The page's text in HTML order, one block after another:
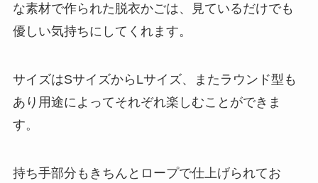
な素材で作られた脱衣かごは、見ているだけでも
優しい気持ちにしてくれます。
サイズはSサイズからLサイズ、またラウンド型も
あり用途によってそれぞれ楽しむことができま
す。
持ち手部分もきちんとロープで仕上げられてお